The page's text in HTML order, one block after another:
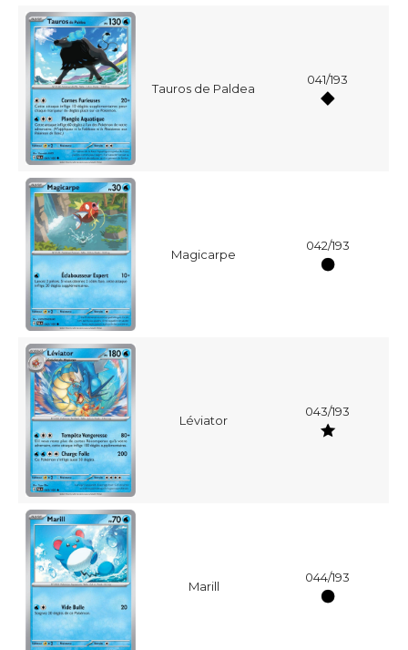
Tauros de Paldea
041/193
Magicarpe
042/193
Léviator
043/193
Marill
044/193